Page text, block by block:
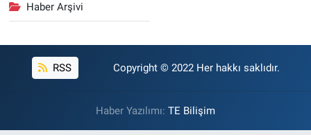
Haber Arşivi
RSS Copyright © 2022 Her hakkı saklıdır.
Haber Yazılımı: TE Bilişim